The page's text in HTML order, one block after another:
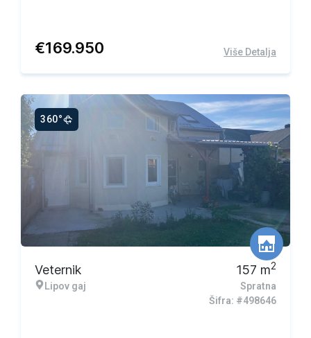
€169.950 Više Detalja
360°
Veternik
Lipov gaj
157 m2
Spratna
Šifra: #498646